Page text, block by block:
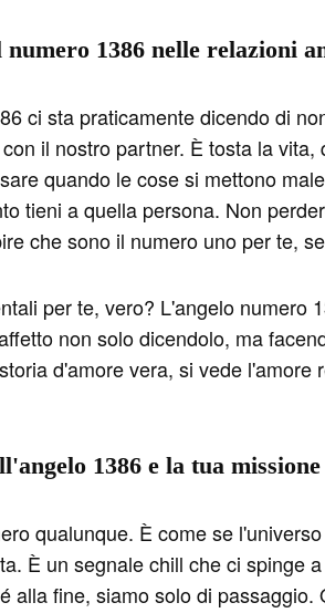
1386 nelle relazioni
ci sta praticamente dicendo di
il nostro partner. È tosta la
quando le cose si mettono
tieni a quella persona. Non
che sono il numero uno per te,
per te, vero? L'angelo numero
non solo dicendolo, ma
d'amore vera, si vede
1386 e la tua
qualunque. È come se
È un segnale chill che ci spinge
alla fine, siamo solo di passaggio.